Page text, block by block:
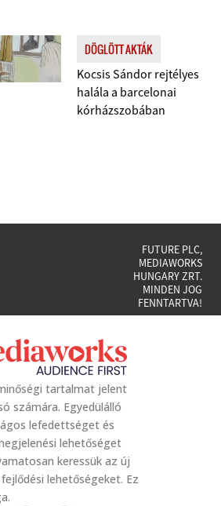
DÖGLÖTT AKTÁK
Kocsis Sándor rejtélyes
halála a barcelonai
kórházszobában
FUTURE PLC,
MEDIAWORKS
HUNGARY ZRT.
MINDEN JOG
FENNTARTVA!
tartalmat jelent
számára. Egyedülálló
lefedettséget és
lehetőséget
keressük az új
lehetőségeket. Ez